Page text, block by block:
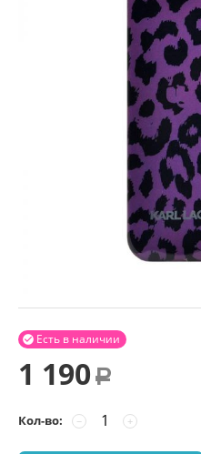
Есть в наличии

1 190 Р
Кол-во: +
−